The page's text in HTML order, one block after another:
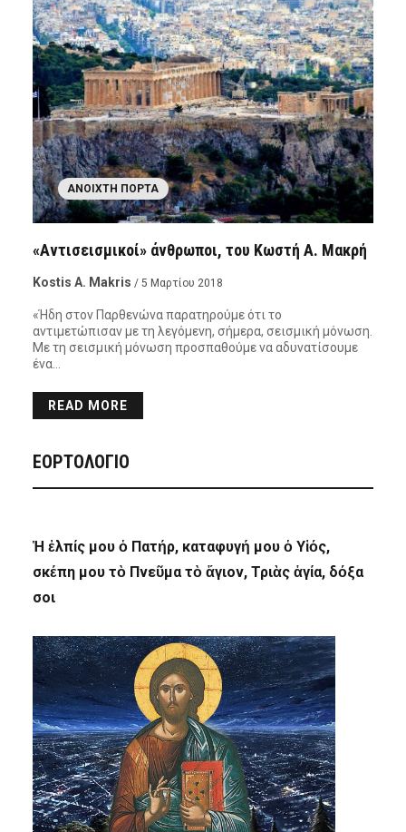
ΑΝΟΙΧΤΉ ΠΌΡΤΑ
«Aντισεισμικοί» άνθρωποι, του Κωστή Α. Μακρή
Kostis A. Makris / 5 Μαρτίου 2018
«Ήδη στον Παρθενώνα παρατηρούμε ότι το
αντιμετώπισαν με τη λεγόμενη, σήμερα, σεισμική μόνωση.
Με τη σεισμική μόνωση προσπαθούμε να αδυνατίσουμε
ένα…
READ MORE
ΕΟΡΤΟΛΟΓΙΟ
Ἡ ἐλπίς μου ὁ Πατήρ, καταφυγή μου ὁ Υἱός,
σκέπη μου τὸ Πνεῦμα τὸ ἅγιον, Τριὰς ἁγία, δόξα
σοι